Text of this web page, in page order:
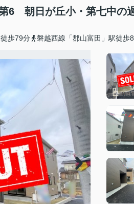
6 朝日が丘小・第七中の
歩79分 磐越西線「郡山富田」駅徒歩